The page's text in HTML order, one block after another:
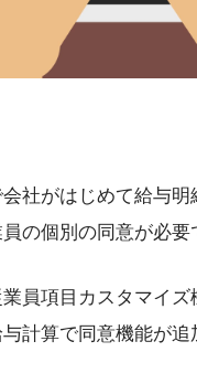
社がはじめて給与
の個別の同意が必要
員項目カスタマイ
計算で同意機能が追